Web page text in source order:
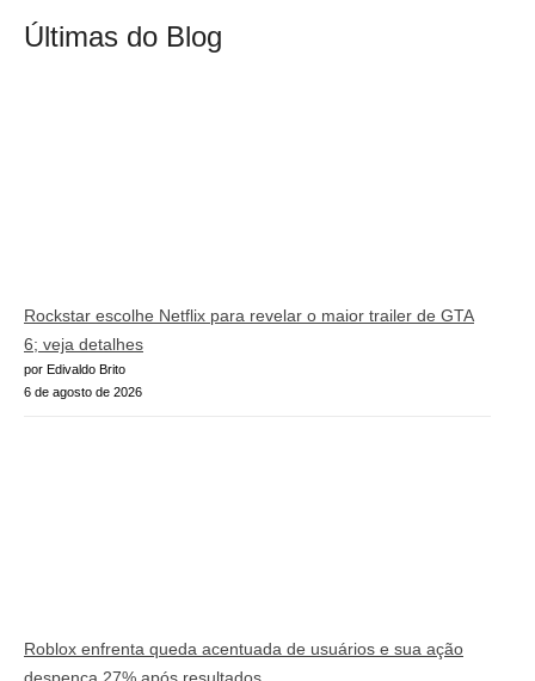
Últimas do Blog
Rockstar escolhe Netflix para revelar o maior trailer de GTA
6; veja detalhes
por Edivaldo Brito
6 de agosto de 2026
Roblox enfrenta queda acentuada de usuários e sua ação